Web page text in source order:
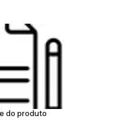
do produto